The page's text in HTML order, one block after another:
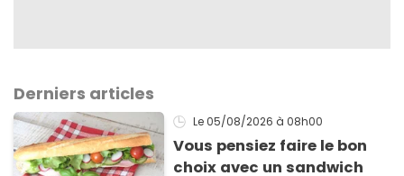
Derniers articles
Le 05/08/2026 à 08h00
Vous pensiez faire le bon
choix avec un sandwich